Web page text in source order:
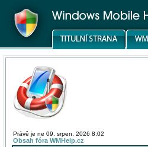
Právě je ne 09. srpen, 2026 8:02
Obsah fóra WMHelp.cz